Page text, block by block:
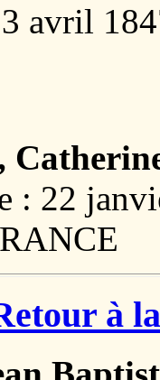
avril
: 22
à